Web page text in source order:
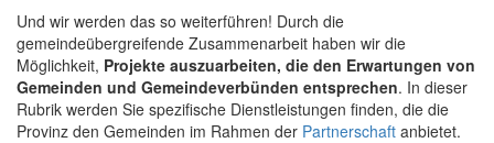
Und wir werden das so weiterführen! Durch die
gemeindeübergreifende Zusammenarbeit haben wir die
Möglichkeit, Projekte auszuarbeiten, die den Erwartungen von
Gemeinden und Gemeindeverbünden entsprechen. In dieser
Rubrik werden Sie spezifische Dienstleistungen finden, die die
Provinz den Gemeinden im Rahmen der Partnerschaft anbietet.